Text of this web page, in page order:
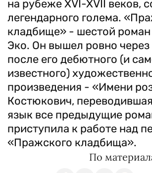
на рубеже XVI-XVII веков,
легендарного голема.
кладбище» - шестой
Эко. Он вышел ровно через
после его дебютного (и
известного)
произведения - «Имени
Костюкович,
язык все предыдущие
приступила к работе над
«Пражского кладбища».
По